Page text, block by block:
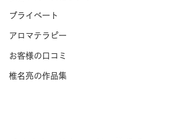
プライベート
アロマテラピー
お客様の口コミ
椎名亮の作品集